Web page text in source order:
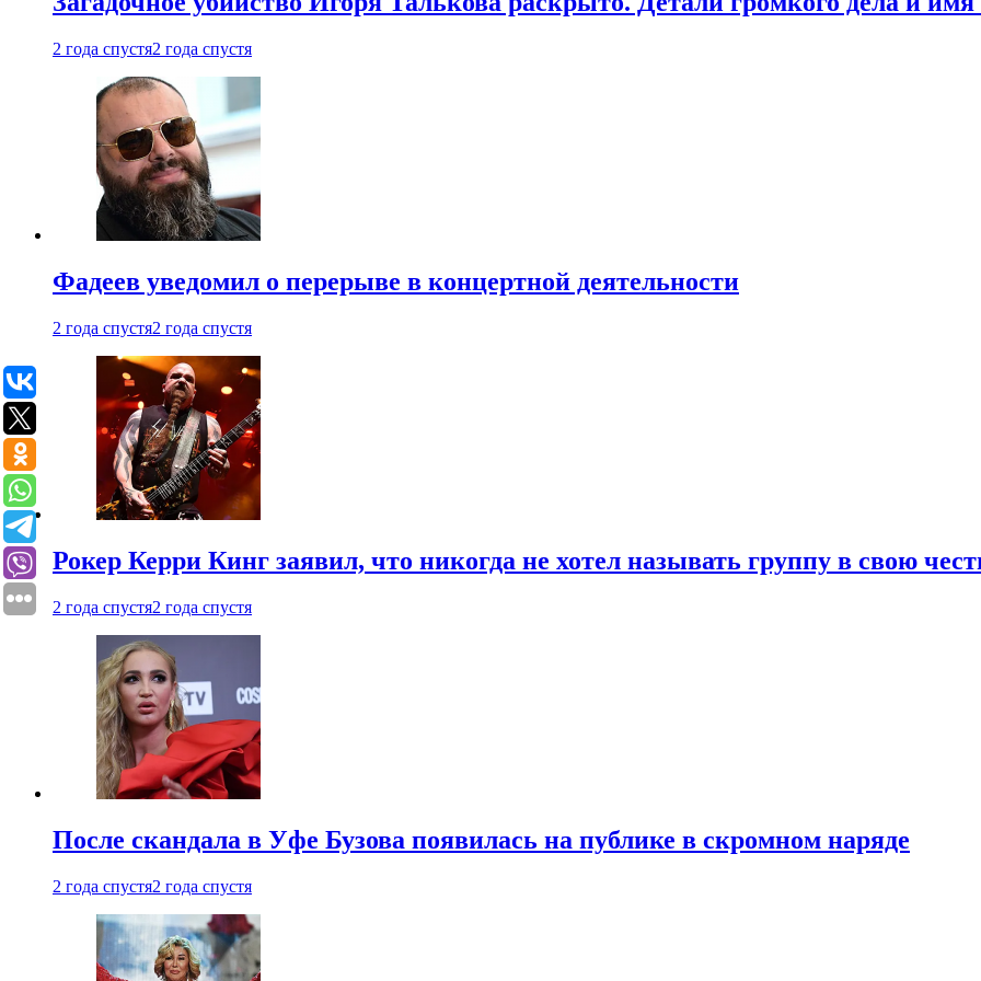
2 года спустя2 года спустя
Фадеев уведомил о перерыве в концертной деятельности
2 года спустя2 года спустя
Рокер Керри Кинг заявил, что никогда не хотел называть группу в свою
2 года спустя2 года спустя
После скандала в Уфе Бузова появилась на публике в скромном наряде
2 года спустя2 года спустя